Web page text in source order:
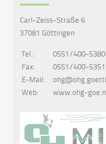
Carl-Zeiss-Straße 6
37081 Göttingen
Tel.:
0551/400-5380
Fax:
0551/400-5351
E-Mail:
Web:
www.ohg-